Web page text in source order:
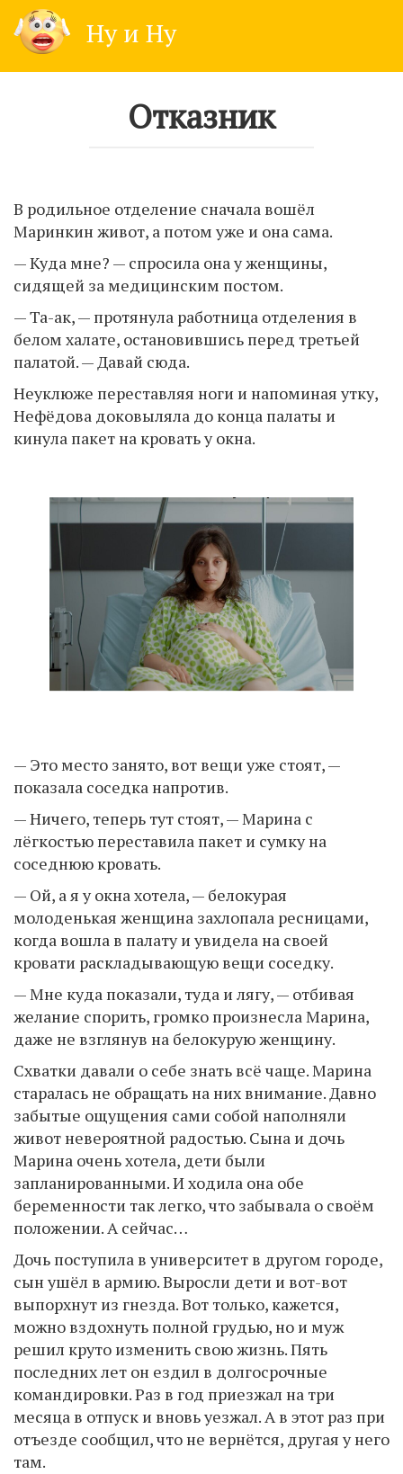
content
Ну и Ну
Отказник
В родильное отделение сначала вошёл
Маринкин живот, а потом уже и она сама.
— Куда мне? — спросила она у женщины,
сидящей за медицинским постом.
— Та-ак, — протянула работница отделения в
белом халате, остановившись перед третьей
палатой. — Давай сюда.
Неуклюже переставляя ноги и напоминая утку,
Нефёдова доковыляла до конца палаты и
кинула пакет на кровать у окна.
— Это место занято, вот вещи уже стоят, —
показала соседка напротив.
— Ничего, теперь тут стоят, — Марина с
лёгкостью переставила пакет и сумку на
соседнюю кровать.
— Ой, а я у окна хотела, — белокурая
молоденькая женщина захлопала ресницами,
когда вошла в палату и увидела на своей
кровати раскладывающую вещи соседку.
— Мне куда показали, туда и лягу, — отбивая
желание спорить, громко произнесла Марина,
даже не взглянув на белокурую женщину.
Схватки давали о себе знать всё чаще. Марина
старалась не обращать на них внимание. Давно
забытые ощущения сами собой наполняли
живот невероятной радостью. Сына и дочь
Марина очень хотела, дети были
запланированными. И ходила она обе
беременности так легко, что забывала о своём
положении. А сейчас…
Дочь поступила в университет в другом городе,
сын ушёл в армию. Выросли дети и вот-вот
выпорхнут из гнезда. Вот только, кажется,
можно вздохнуть полной грудью, но и муж
решил круто изменить свою жизнь. Пять
последних лет он ездил в долгосрочные
командировки. Раз в год приезжал на три
месяца в отпуск и вновь уезжал. А в этот раз при
отъезде сообщил, что не вернётся, другая у него
там.